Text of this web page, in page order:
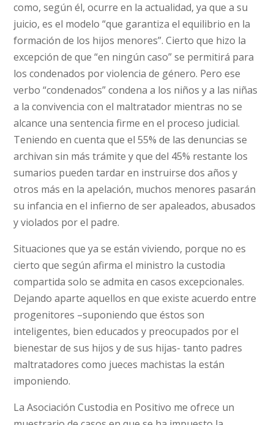
como, según él, ocurre en la actualidad, ya que a su
juicio, es el modelo “que garantiza el equilibrio en la
formación de los hijos menores”. Cierto que hizo la
excepción de que “en ningún caso” se permitirá para
los condenados por violencia de género. Pero ese
verbo “condenados” condena a los niños y a las niñas
a la convivencia con el maltratador mientras no se
alcance una sentencia firme en el proceso judicial.
Teniendo en cuenta que el 55% de las denuncias se
archivan sin más trámite y que del 45% restante los
sumarios pueden tardar en instruirse dos años y
otros más en la apelación, muchos menores pasarán
su infancia en el infierno de ser apaleados, abusados
y violados por el padre.
Situaciones que ya se están viviendo, porque no es
cierto que según afirma el ministro la custodia
compartida solo se admita en casos excepcionales.
Dejando aparte aquellos en que existe acuerdo entre
progenitores –suponiendo que éstos son
inteligentes, bien educados y preocupados por el
bienestar de sus hijos y de sus hijas- tanto padres
maltratadores como jueces machistas la están
imponiendo.
La Asociación Custodia en Positivo me ofrece un